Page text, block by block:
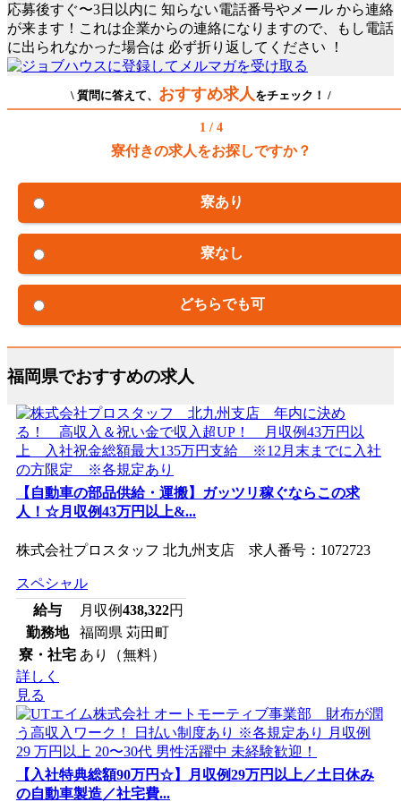
応募後すぐ〜3日以内に 知らない電話番号やメール から連絡
が来ます！これは企業からの連絡になりますので、もし電話
に出られなかった場合は 必ず折り返してください ！
\ 質問に答えて、 おすすめ求人 をチェック！ /
1 / 4
寮付きの求人をお探しですか？
寮あり
寮なし
どちらでも可
福岡県でおすすめの求人
【自動車の部品供給・運搬】ガッツリ稼ぐならこの求
人！☆月収例43万円以上&...
株式会社プロスタッフ 北九州支店 求人番号：1072723
スペシャル
給与
月収例438,322円
勤務地
福岡県 苅田町
寮・社宅 あり（無料）
詳しく
見る
【入社特典総額90万円☆】月収例29万円以上／土日休み
の自動車製造／社宅費...